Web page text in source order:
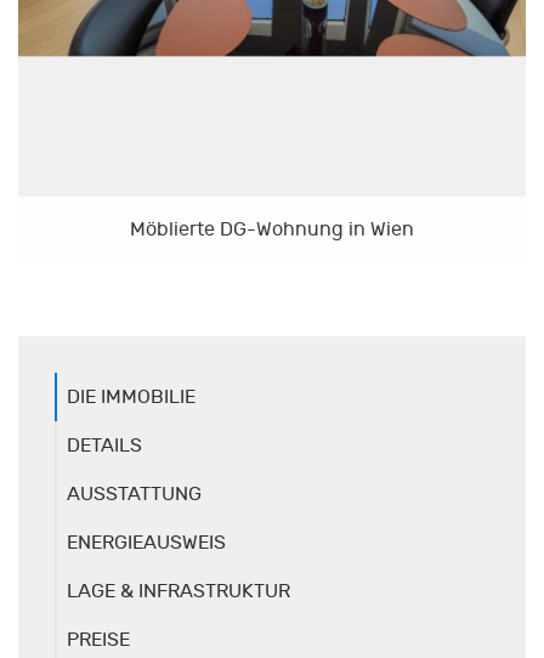
Möblierte DG-Wohnung in Wien
DIE IMMOBILIE
DETAILS
AUSSTATTUNG
ENERGIEAUSWEIS
LAGE & INFRASTRUKTUR
PREISE